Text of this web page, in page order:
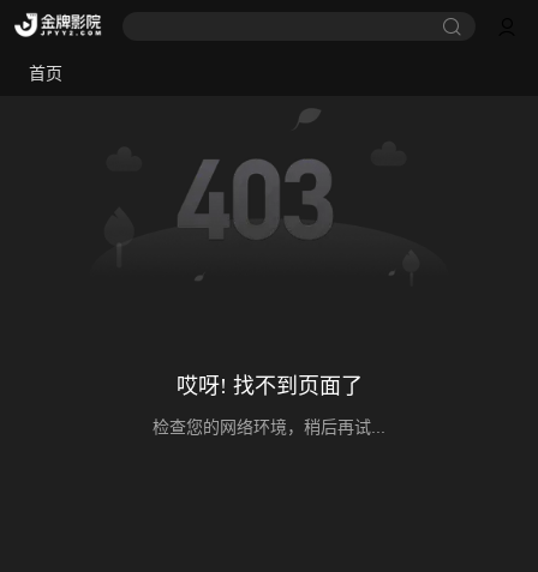
首页
哎呀! 找不到页面了
检查您的网络环境，稍后再试...